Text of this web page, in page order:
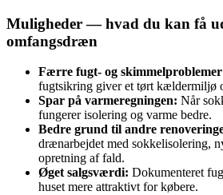
Muligheder — hvad du kan få
omfangsdræn
Færre fugt‑ og
fugtsikring giver et tørt kældermiljø
Spar på varmeregningen: Når
fungerer isolering og varme bedre.
Bedre grund til andre
drænarbejdet med sokkelisolering,
opretning af fald.
Øget salgsværdi: Dokumenteret
huset mere attraktivt for købere.